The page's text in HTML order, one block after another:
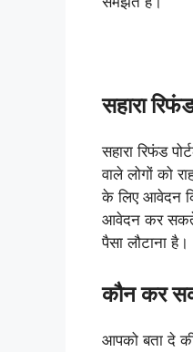
सहारा
सहारा रिफंड
वाले लोगों को
के लिए आवेदन
आवेदन कर सकते
पैसा लौटाना है।
कौन कर
आपको बता दे